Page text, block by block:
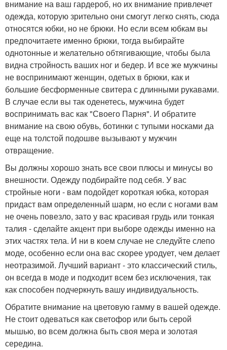
внимание на ваш гардероб, но их внимание привлечет
одежда, которую зрительно они смогут легко снять, сюда
относятся юбки, но не брюки. Но если всем юбкам вы
предпочитаете именно брюки, тогда выбирайте
однотонные и желательно обтягивающие, чтобы была
видна стройность ваших ног и бедер. И все же мужчины
не воспринимают женщин, одетых в брюки, как и
большие бесформенные свитера с длинными рукавами.
В случае если вы так оденетесь, мужчина будет
воспринимать вас как "Своего Парня". И обратите
внимание на свою обувь, ботинки с тупыми носками да
еще на толстой подошве вызывают у мужчин
отвращение.
Вы должны хорошо знать все свои плюсы и минусы во
внешности. Одежду подбирайте под себя. У вас
стройные ноги - вам подойдет короткая юбка, которая
придаст вам определенный шарм, но если с ногами вам
не очень повезло, зато у вас красивая грудь или тонкая
талия - сделайте акцент при выборе одежды именно на
этих частях тела. И ни в коем случае не следуйте слепо
моде, особенно если она вас скорее уродует, чем делает
неотразимой. Лучший вариант - это классический стиль,
он всегда в моде и подходит всем без исключения, так
как способен подчеркнуть вашу индивидуальность.
Обратите внимание на цветовую гамму в вашей одежде.
Не стоит одеваться как светофор или быть серой
мышью, во всем должна быть своя мера и золотая
середина.